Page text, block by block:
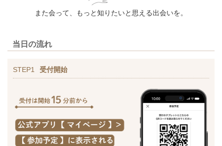
また会って、もっと知りたいと思える出会いを。
当日の流れ
STEP1 受付開始